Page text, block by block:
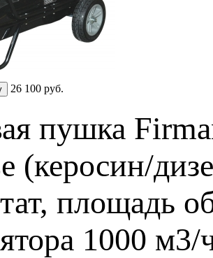
26 100 руб.
пушка
(керосин/
площадь
1000